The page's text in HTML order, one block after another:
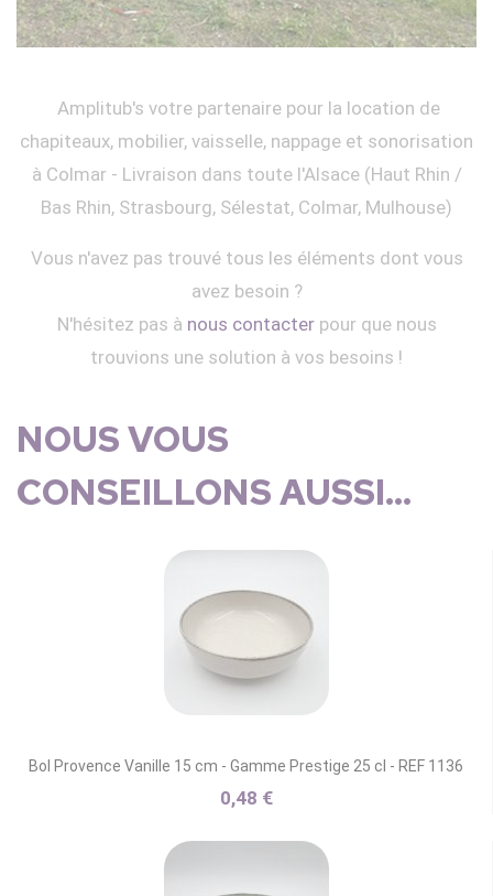
Amplitub's votre partenaire pour la location de
chapiteaux, mobilier, vaisselle, nappage et sonorisation
à Colmar - Livraison dans toute l'Alsace (Haut Rhin /
Bas Rhin, Strasbourg, Sélestat, Colmar, Mulhouse)
Vous n'avez pas trouvé tous les éléments dont vous
avez besoin ?
N'hésitez pas à nous contacterpour que nous
trouvions une solution à vos besoins !
NOUS VOUS
CONSEILLONS AUSSI...
Bol Provence Vanille 15 cm - Gamme Prestige 25 cl - REF 1136
0,48 €